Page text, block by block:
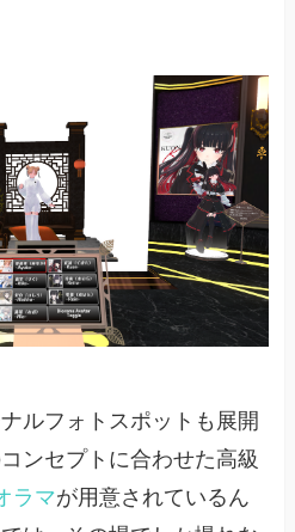
ルフォトスポットも展開
ンセプトに合わせた高級
ラマが用意されているん